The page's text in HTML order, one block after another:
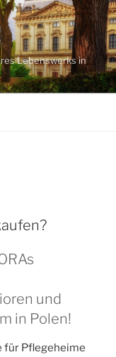
Lebenswerks in
und
in Polen!
für Pflegeheime